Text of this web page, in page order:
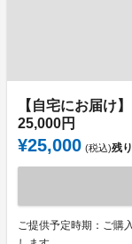
【自宅にお届け
25,000円
¥25,000 (税込)残り
ご提供予定時期：ご購